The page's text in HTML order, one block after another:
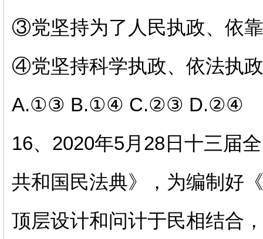
③党坚持为了人民执政、依
④党坚持科学执政、依法执
A.①③ B.①④ C.②③ D.②④
16、2020年5月28日十三届
共和国民法典》，为编制好
顶层设计和问计于民相结合